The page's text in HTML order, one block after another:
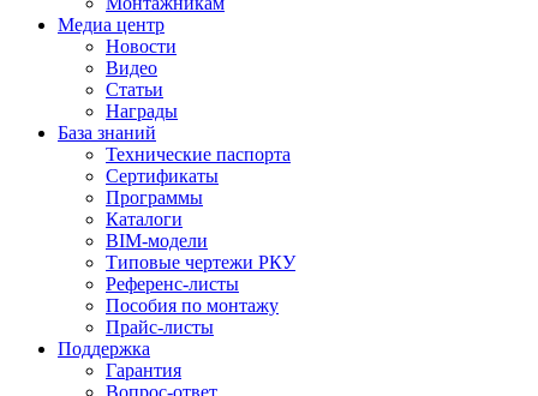
Медиа центр
Новости
Видео
Статьи
Награды
База знаний
Технические паспорта
Сертификаты
Программы
Каталоги
BIM-модели
Типовые чертежи РКУ
Референс-листы
Пособия по монтажу
Прайс-листы
Поддержка
Гарантия
Вопрос-ответ